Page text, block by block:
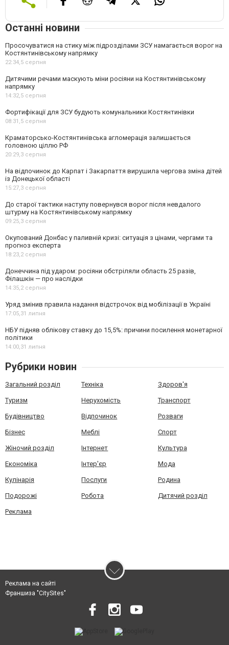
Останні новини
Просочуватися на стику між підрозділами ЗСУ намагається ворог на
Костянтинівському напрямку
22:34,5 серпня
Дитячими речами маскують міни росіяни на Костянтинівському
напрямку
14:32,5 серпня
Фортифікації для ЗСУ будують комунальники Костянтинівки
08:31,5 серпня
Краматорсько-Костянтинівська агломерація залишається
головною ціллю РФ
20:29,3 серпня
На відпочинок до Карпат і Закарпаття вирушила чергова зміна дітей
із Донецької області
15:27,3 серпня
До старої тактики наступу повернувся ворог після невдалого
штурму на Костянтинівському напрямку
09:25,3 серпня
Окупований Донбас у паливній кризі: ситуація з цінами, чергами та
прогноз експерта
18:23,2 серпня
Донеччина під ударом: росіяни обстріляли область 25 разів,
Філашкін — про наслідки
14:35,2 серпня
Уряд змінив правила надання відстрочок від мобілізації в Україні
17:05,31 липня
НБУ підняв облікову ставку до 15,5%: причини посилення монетарної
політики
14:00,31 липня
Рубрики новин
Загальний розділ Техніка Здоров'я
Туризм Нерухомість Транспорт
Будівництво Відпочинок Розваги
Бізнес Меблі Спорт
Жіночий розділ Інтернет Культура
Економіка Інтер'єр Мода
Кулінарія Послуги Родина
Подорожі Робота Дитячий розділ
Реклама
Реклама на сайті
Франшиза "CitySites"